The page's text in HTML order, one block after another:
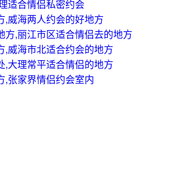
适合情侣私密约会
,威海两人约会的好地方
方,丽江市区适合情侣去的地方
,威海市北适合约会的地方
,大理常平适合情侣的地方
,张家界情侣约会室内